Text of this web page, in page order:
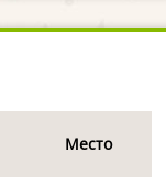
Место